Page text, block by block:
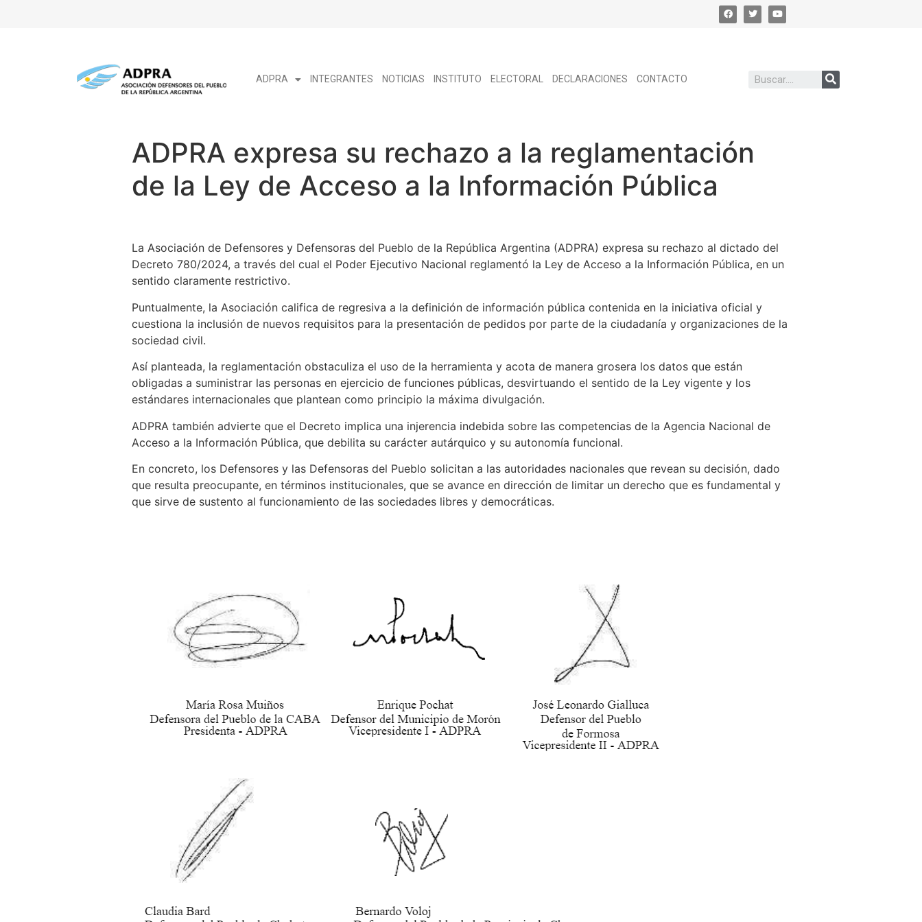
ADPRA INTEGRANTES NOTICIAS INSTITUTO ELECTORAL DECLARACIONES CONTACTO
ADPRA expresa su rechazo a la reglamentación
de la Ley de Acceso a la Información Pública
La Asociación de Defensores y Defensoras del Pueblo de la República Argentina (ADPRA) expresa su rechazo al dictado del
Decreto 780/2024, a través del cual el Poder Ejecutivo Nacional reglamentó la Ley de Acceso a la Información Pública, en un
sentido claramente restrictivo.
Puntualmente, la Asociación califica de regresiva a la definición de información pública contenida en la iniciativa oficial y
cuestiona la inclusión de nuevos requisitos para la presentación de pedidos por parte de la ciudadanía y organizaciones de la
sociedad civil.
Así planteada, la reglamentación obstaculiza el uso de la herramienta y acota de manera grosera los datos que están
obligadas a suministrar las personas en ejercicio de funciones públicas, desvirtuando el sentido de la Ley vigente y los
estándares internacionales que plantean como principio la máxima divulgación.
ADPRA también advierte que el Decreto implica una injerencia indebida sobre las competencias de la Agencia Nacional de
Acceso a la Información Pública, que debilita su carácter autárquico y su autonomía funcional.
En concreto, los Defensores y las Defensoras del Pueblo solicitan a las autoridades nacionales que revean su decisión, dado
que resulta preocupante, en términos institucionales, que se avance en dirección de limitar un derecho que es fundamental y
que sirve de sustento al funcionamiento de las sociedades libres y democráticas.